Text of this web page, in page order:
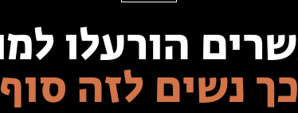
כך נשים לזה סוף